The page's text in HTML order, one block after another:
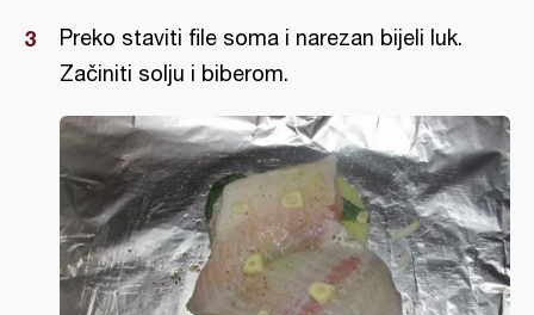
Preko staviti file soma i narezan bijeli luk.
Začiniti solju i biberom.